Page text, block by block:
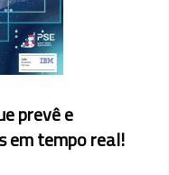
prevê e
em tempo real!